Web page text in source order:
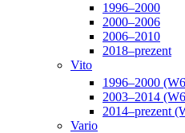
1996–2000
2000–2006
2006–2010
2018–prezent
Vito
1996–2000
2003–2014
2014–prezent
Vario